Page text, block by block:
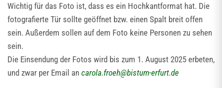
Wichtig für das Foto ist, dass es ein Hochkantformat hat. Die
fotografierte Tür sollte geöffnet bzw. einen Spalt breit offen
sein. Außerdem sollen auf dem Foto keine Personen zu sehen
sein.
Die Einsendung der Fotos wird bis zum 1. August 2025 erbeten,
und zwar per Email an carola.froeh@bistum-erfurt.de